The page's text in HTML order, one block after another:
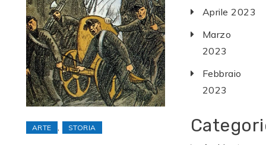
ARTE STORIA
Aprile 2023
Marzo
2023
Febbraio
2023